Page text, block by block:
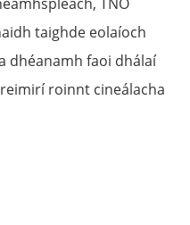
taighde eolaíoch
dhéanamh faoi dhálaí
roinnt cineálacha